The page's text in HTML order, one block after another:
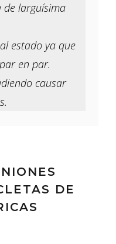
de larguísima
estado ya que
en par.
causar
DE